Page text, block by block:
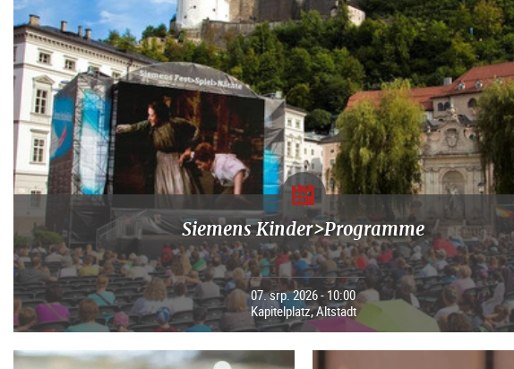
Siemens Kinder>Programme
07. srp. 2026 - 10:00
Kapitelplatz, Altstadt